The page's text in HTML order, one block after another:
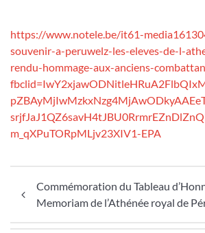
https://www.notele.be/it61-
souvenir-a-peruwelz-les-eleves-de-l-
rendu-hommage-aux-anciens-
m_qXPuTORpMLjv23XIV1-EPA
Commémoration du Tableau
Memoriam de l’Athénée royal de